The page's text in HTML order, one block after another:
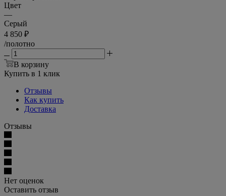
Цвет
—
Серый
4 850 ₽
/полотно
В корзину
Купить в 1 клик
Отзывы
Как купить
Доставка
Отзывы
Нет оценок
Оставить отзыв